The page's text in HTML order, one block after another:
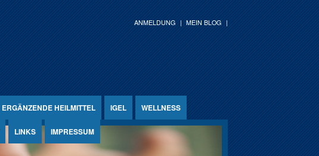
ANMELDUNG MEIN BLOG
ERGÄNZENDE HEILMITTEL IGEL WELLNESS
LINKS IMPRESSUM